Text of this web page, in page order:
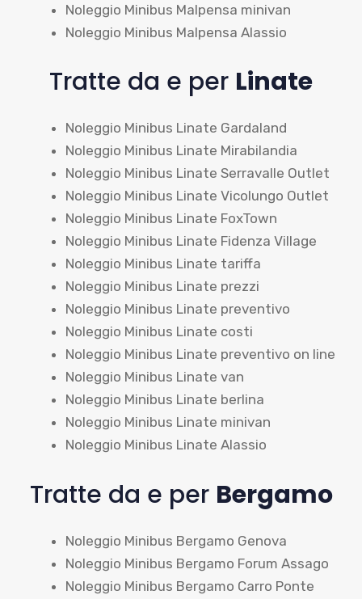
Noleggio Minibus Malpensa minivan
Noleggio Minibus Malpensa Alassio
Tratte da e per Linate
Noleggio Minibus Linate Gardaland
Noleggio Minibus Linate Mirabilandia
Noleggio Minibus Linate Serravalle Outlet
Noleggio Minibus Linate Vicolungo Outlet
Noleggio Minibus Linate FoxTown
Noleggio Minibus Linate Fidenza Village
Noleggio Minibus Linate tariffa
Noleggio Minibus Linate prezzi
Noleggio Minibus Linate preventivo
Noleggio Minibus Linate costi
Noleggio Minibus Linate preventivo on line
Noleggio Minibus Linate van
Noleggio Minibus Linate berlina
Noleggio Minibus Linate minivan
Noleggio Minibus Linate Alassio
Tratte da e per Bergamo
Noleggio Minibus Bergamo Genova
Noleggio Minibus Bergamo Forum Assago
Noleggio Minibus Bergamo Carro Ponte